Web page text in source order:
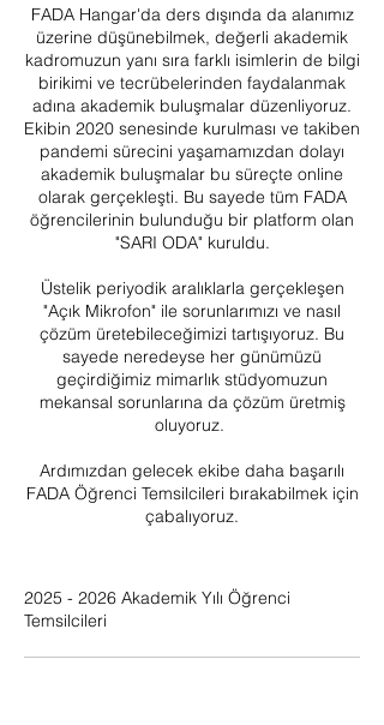
FADA Hangar'da ders dışında da alanımız
üzerine düşünebilmek, değerli akademik
kadromuzun yanı sıra farklı isimlerin de bilgi
birikimi ve tecrübelerinden faydalanmak
adına akademik buluşmalar düzenliyoruz.
Ekibin 2020 senesinde kurulması ve takiben
pandemi sürecini yaşamamızdan dolayı
akademik buluşmalar bu süreçte online
olarak gerçekleşti. Bu sayede tüm FADA
öğrencilerinin bulunduğu bir platform olan
"SARI ODA" kuruldu.
Üstelik periyodik aralıklarla gerçekleşen
"Açık Mikrofon" ile sorunlarımızı ve nasıl
çözüm üretebileceğimizi tartışıyoruz. Bu
sayede neredeyse her günümüzü
geçirdiğimiz mimarlık stüdyomuzun
mekansal sorunlarına da çözüm üretmiş
oluyoruz.
Ardımızdan gelecek ekibe daha başarılı
FADA Öğrenci Temsilcileri bırakabilmek için
çabalıyoruz.
2025 - 2026 Akademik Yılı Öğrenci
Temsilcileri